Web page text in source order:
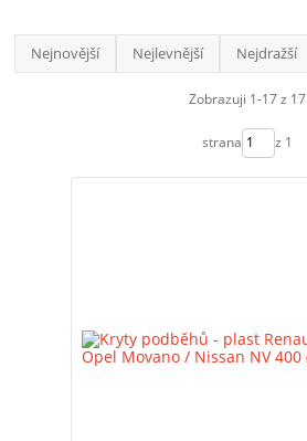
Nejnovější Nejlevnější Nejdražší
Zobrazuji 1-17 z 17
strana z 1